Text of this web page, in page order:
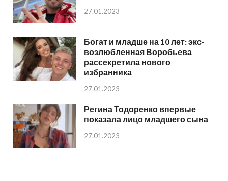
27.01.2023
Богат и младше на 10 лет: экс-
возлюбленная Воробьева
рассекретила нового
избранника
27.01.2023
Регина Тодоренко впервые
показала лицо младшего сына
27.01.2023